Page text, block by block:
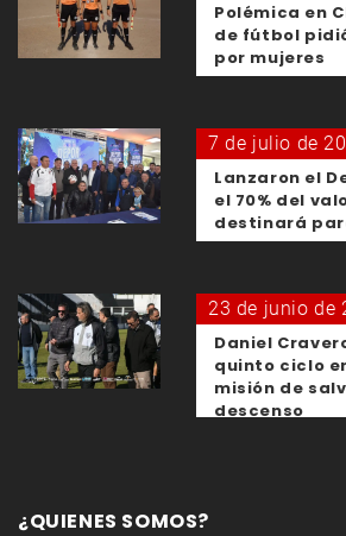
Polémica en
de fútbol
por mujeres
7 de julio de
Lanzaron el
el 70% del
destinará
23 de junio de
Daniel
quinto ciclo
misión de
descenso
¿QUIENES SOMOS?